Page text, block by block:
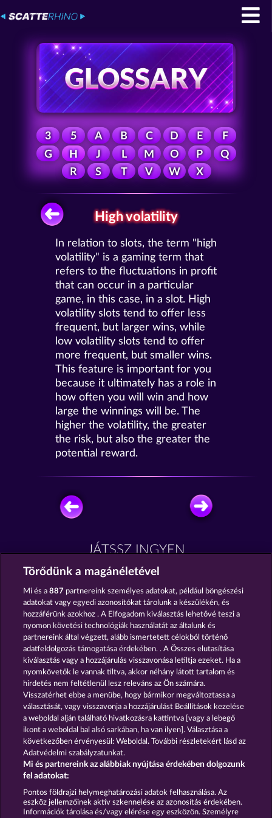
3 5 A B C D E
F
G
H J L M O P
Q
R
S T V W X
High volatility
In relation to slots, the term "high
volatility" is a gaming term that
refers to the fluctuations in profit
that can occur in a particular
game, in this case, in a slot. High
volatility slots tend to offer less
frequent, but larger wins, while
low volatility slots tend to offer
more frequent, but smaller wins.
This feature is important for you
because it ultimately has a role in
how often you will win and how
large the winnings will be. The
higher the volatility, the greater
the risk, but also the greater the
potential reward.
JÁTSSZ INGYEN
Back to the Fruits Creatures of the Night
Medusa's Lair Atlantic Wilds
Részvételi feltételek
Adatkezelési tájékoztató Impresszum
Törődünk a magánéletével
Mi és a887 partnereink személyes adatokat, például böngészési
adatokat vagy egyedi azonosítókat tárolunk a készülékén, és
hozzáférünk azokhoz . A Elfogadom kiválasztás lehetővé teszi a
nyomon követési technológiák használatát az általunk és
partnereink által végzett, alább ismertetett célokból történő
adatfeldolgozás támogatása érdekében. . A Összes elutasítása
kiválasztás vagy a hozzájárulás visszavonása letiltja ezeket. Ha a
nyomkövetők le vannak tiltva, akkor néhány látott tartalom és
hirdetés nem feltétlenül lesz releváns az Ön számára.
Visszatérhet ebbe a menübe, hogy bármikor megváltoztassa a
választását, vagy visszavonja a hozzájárulást Beállítások kezelése
a weboldal alján található hivatkozásra kattintva [vagy a lebegő
ikont a weboldal bal alsó sarkában, ha van ilyen]. Választása a
következőben érvényesül: Weboldal. További részletekért lásd az
Adatvédelmi szabályzatunkat.
Mi és partnereink az alábbiak nyújtása érdekében dolgozunk
fel adatokat:
Pontos földrajzi helymeghatározási adatok felhasználása. Az
eszköz jellemzőinek aktív szkennelése az azonosítás érdekében.
Információk tárolása és/vagy elérése egy eszközön. Személyre